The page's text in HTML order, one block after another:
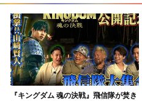
『キングダム 魂の決戦』飛信隊が焚き